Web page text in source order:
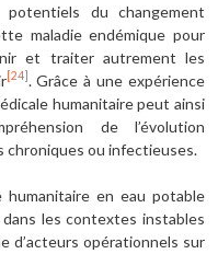
du changement
maladie endémique pour
et traiter autrement les
[24] . Grâce à une expérience
humanitaire peut ainsi
de l’évolution
chroniques ou infectieuses.
humanitaire en eau potable
les contextes instables
d’acteurs opérationnels sur